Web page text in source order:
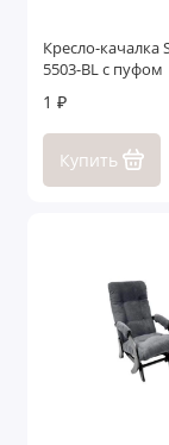
Кресло-качалка
5503-BL с пуфом
1 ₽
Купить